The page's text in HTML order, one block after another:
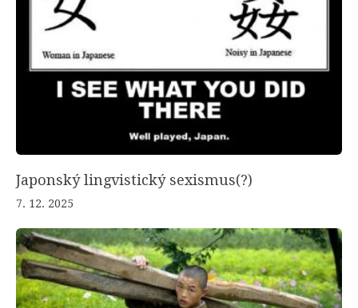
Japonský lingvistický sexismus(?)
7. 12. 2025